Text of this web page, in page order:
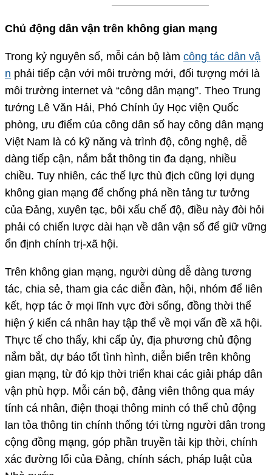
Chủ động dân vận trên không gian mạng
Trong kỷ nguyên số, mỗi cán bộ làm công tác dân vậ
n phải tiếp cận với môi trường mới, đối tượng mới là
môi trường internet và “công dân mạng”. Theo Trung
tướng Lê Văn Hải, Phó Chính ủy Học viện Quốc
phòng, ưu điểm của công dân số hay công dân mạng
Việt Nam là có kỹ năng và trình độ, công nghệ, dễ
dàng tiếp cận, nắm bắt thông tin đa dạng, nhiều
chiều. Tuy nhiên, các thế lực thù địch cũng lợi dụng
không gian mạng để chống phá nền tảng tư tưởng
của Đảng, xuyên tạc, bôi xấu chế độ, điều này đòi hỏi
phải có chiến lược dài hạn về dân vận số để giữ vững
ổn định chính trị-xã hội.
Trên không gian mạng, người dùng dễ dàng tương
tác, chia sẻ, tham gia các diễn đàn, hội, nhóm để liên
kết, hợp tác ở mọi lĩnh vực đời sống, đồng thời thể
hiện ý kiến cá nhân hay tập thể về mọi vấn đề xã hội.
Thực tế cho thấy, khi cấp ủy, địa phương chủ động
nắm bắt, dự báo tốt tình hình, diễn biến trên không
gian mạng, từ đó kịp thời triển khai các giải pháp dân
vận phù hợp. Mỗi cán bộ, đảng viên thông qua máy
tính cá nhân, điện thoại thông minh có thể chủ động
lan tỏa thông tin chính thống tới từng người dân trong
cộng đồng mạng, góp phần truyền tải kịp thời, chính
xác đường lối của Đảng, chính sách, pháp luật của